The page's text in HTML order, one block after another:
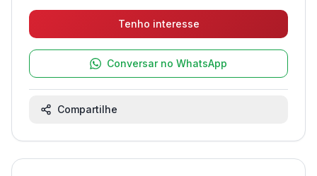
Tenho interesse
Conversar no WhatsApp
Compartilhe